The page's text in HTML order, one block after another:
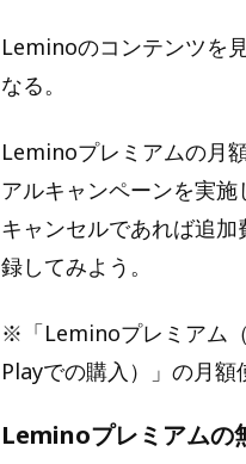
Leminoのコンテンツを
なる。
Leminoプレミアムの月
アルキャンペーンを実
キャンセルであれば追
録してみよう。
※「Leminoプレミアム
Playでの購入）」の月額
Leminoプレミアムの